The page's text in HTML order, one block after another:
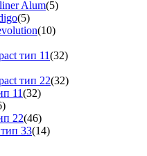
Alum(5)
(5)
(10)
тип 11(32)
тип 22(32)
11(32)
22(46)
33(14)